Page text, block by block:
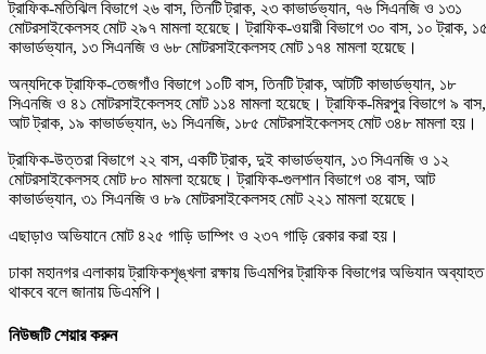
ট্রাফিক-মতিঝিল বিভাগে ২৬ বাস, তিনটি ট্রাক, ২৩ কাভার্ডভ্যান, ৭৬ সিএনজি ও ১৩১
মোটরসাইকেলসহ মোট ২৯৭ মামলা হয়েছে। ট্রাফিক-ওয়ারী বিভাগে ৩০ বাস, ১০ ট্রাক,
কাভার্ডভ্যান, ১৩ সিএনজি ও ৬৮ মোটরসাইকেলসহ মোট ১৭৪ মামলা হয়েছে।
অন্যদিকে ট্রাফিক-তেজগাঁও বিভাগে ১০টি বাস, তিনটি ট্রাক, আটটি কাভার্ডভ্যান, ১৮
সিএনজি ও ৪১ মোটরসাইকেলসহ মোট ১১৪ মামলা হয়েছে। ট্রাফিক-মিরপুর বিভাগে ৯ বাস,
আট ট্রাক, ১৯ কাভার্ডভ্যান, ৬১ সিএনজি, ১৮৫ মোটরসাইকেলসহ মোট ৩৪৮ মামলা হয়।
ট্রাফিক-উত্তরা বিভাগে ২২ বাস, একটি ট্রাক, দুই কাভার্ডভ্যান, ১৩ সিএনজি ও ১২
মোটরসাইকেলসহ মোট ৮০ মামলা হয়েছে। ট্রাফিক-গুলশান বিভাগে ৩৪ বাস, আট
কাভার্ডভ্যান, ৩১ সিএনজি ও ৮৯ মোটরসাইকেলসহ মোট ২২১ মামলা হয়েছে।
এছাড়াও অভিযানে মোট ৪২৫ গাড়ি ডাম্পিং ও ২৩৭ গাড়ি রেকার করা হয়।
ঢাকা মহানগর এলাকায় ট্রাফিকশৃঙ্খলা রক্ষায় ডিএমপির ট্রাফিক বিভাগের অভিযান অব্যাহত
থাকবে বলে জানায় ডিএমপি।
নিউজটি শেয়ার করুন